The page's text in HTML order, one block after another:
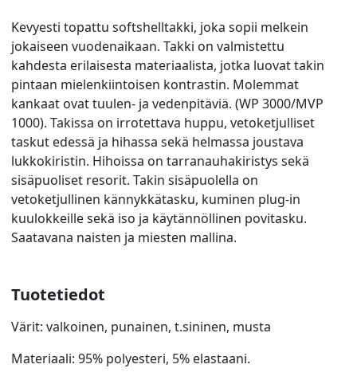
Kevyesti topattu softshelltakki, joka sopii melkein
jokaiseen vuodenaikaan. Takki on valmistettu
kahdesta erilaisesta materiaalista, jotka luovat takin
pintaan mielenkiintoisen kontrastin. Molemmat
kankaat ovat tuulen- ja vedenpitäviä. (WP 3000/MVP
1000). Takissa on irrotettava huppu, vetoketjulliset
taskut edessä ja hihassa sekä helmassa joustava
lukkokiristin. Hihoissa on tarranauhakiristys sekä
sisäpuoliset resorit. Takin sisäpuolella on
vetoketjullinen kännykkätasku, kuminen plug-in
kuulokkeille sekä iso ja käytännöllinen povitasku.
Saatavana naisten ja miesten mallina.
Tuotetiedot
Värit: valkoinen, punainen, t.sininen, musta
Materiaali: 95% polyesteri, 5% elastaani.